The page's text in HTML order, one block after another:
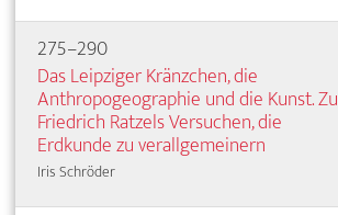
275–290
Das Leipziger Kränzchen, die
Anthropogeographie und die Kunst. Zu
Friedrich Ratzels Versuchen, die
Erdkunde zu verallgemeinern
Iris Schröder